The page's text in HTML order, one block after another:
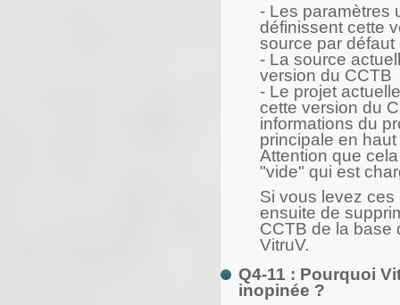
- Les paramètres
définissent cette
source par
- La source
version du CCTB
- Le projet
cette version du
informations du
principale en
Attention que
"vide" qui est
Si vous levez
ensuite de
CCTB de la base
VitruV.
Q4-11 : Pourquoi
inopinée ?